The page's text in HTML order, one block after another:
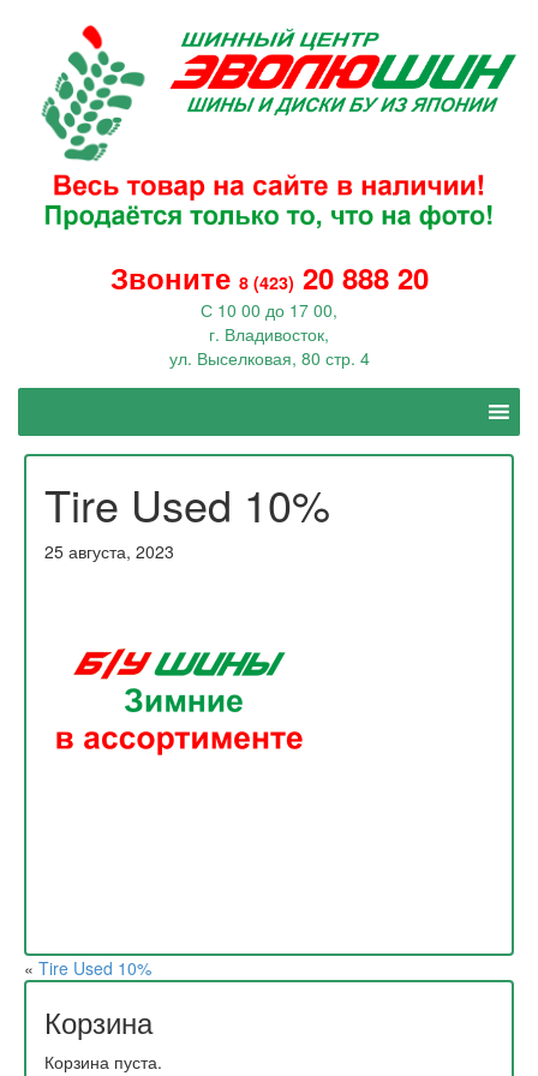
Звоните 8 (423) 20 888 20
С 10 00 до 17 00,
г. Владивосток,
ул. Выселковая, 80 стр. 4
Tire Used 10%
25 августа, 2023
« Tire Used 10%
Корзина
Корзина пуста.